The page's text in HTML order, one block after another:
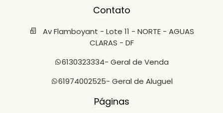
Contato
Av Flamboyant - Lote 11 - NORTE - AGUAS
CLARAS - DF
6130323334- Geral de Venda
61974002525- Geral de Aluguel
Páginas